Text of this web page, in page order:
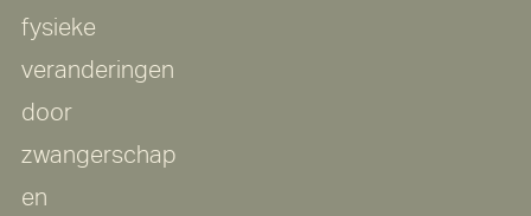
fysieke
veranderingen
door
zwangerschap
en